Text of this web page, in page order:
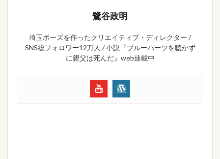
鷺谷政明
埼玉ポーズを作ったクリエイティブ・ディレクター /
SNS総フォロワー12万人 / 小説『ブルーハーツを聴かず
に親父は死んだ』web連載中